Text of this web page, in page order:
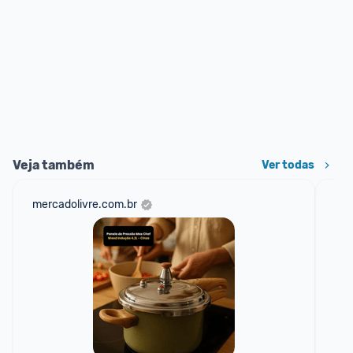
Veja também Ver todas
mercadolivre.com.br